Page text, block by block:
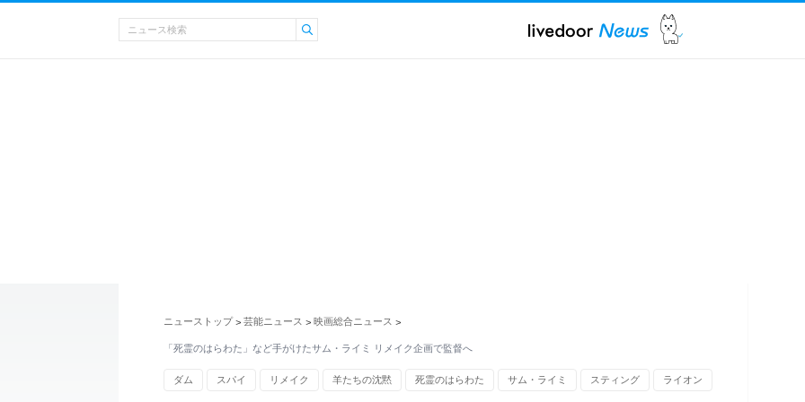
ニューストップ > 芸能ニュース > 映画総合ニュース >
「死霊のはらわた」など手がけたサム・ライミ リメイク企画で監督へ
ダム スパイ リメイク 羊たちの沈黙 死霊のはらわた サム・ライミ スティング ライオン